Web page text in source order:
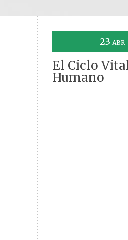
23 ABR
El Ciclo
Humano